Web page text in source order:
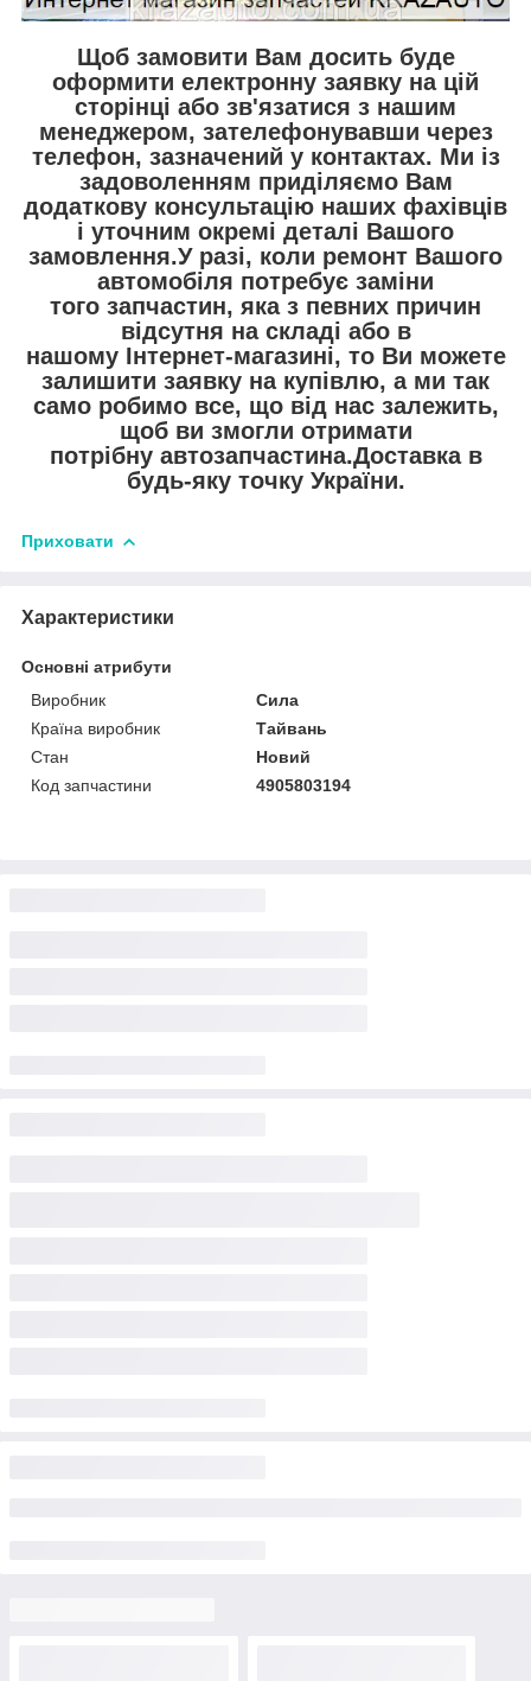
Щоб замовити Вам досить буде
оформити електронну заявку на цій
сторінці або зв'язатися з нашим
менеджером, зателефонувавши через
телефон, зазначений у контактах. Ми із
задоволенням приділяємо Вам
додаткову консультацію наших фахівців
і уточним окремі деталі Вашого
замовлення.У разі, коли ремонт Вашого
автомобіля потребує заміни
того запчастин, яка з певних причин
відсутня на складі або в
нашому Інтернет-магазині, то Ви можете
залишити заявку на купівлю, а ми так
само робимо все, що від нас залежить,
щоб ви змогли отримати
потрібну автозапчастина.Доставка в
будь-яку точку України.
Приховати
Характеристики
Основні атрибути
Виробник
Сила
Країна виробник
Тайвань
Стан
Новий
Код запчастини
4905803194